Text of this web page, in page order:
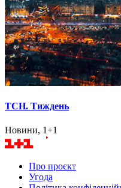
ТСН. Тиждень
Новини, 1+1
Про проєкт
Угода